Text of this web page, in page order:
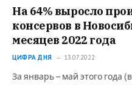
На 64% выросло
консервов в
месяцев 2022 года
ЦИФРА ДНЯ 13.07.2022
За январь – май этого года